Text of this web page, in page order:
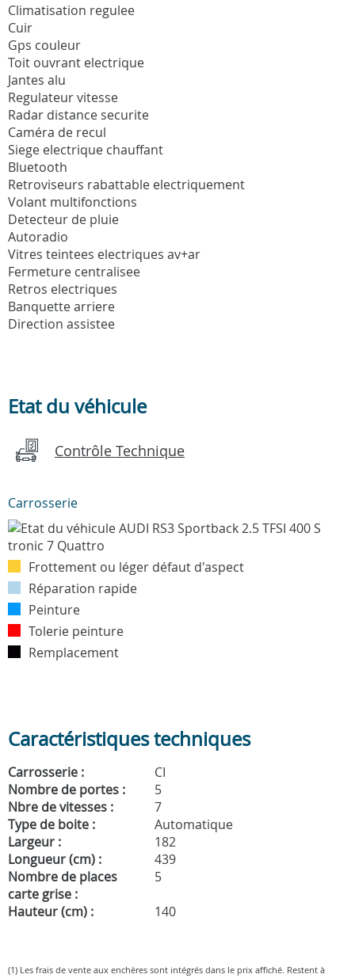
Climatisation regulee
Cuir
Gps couleur
Toit ouvrant electrique
Jantes alu
Regulateur vitesse
Radar distance securite
Caméra de recul
Siege electrique chauffant
Bluetooth
Retroviseurs rabattable electriquement
Volant multifonctions
Detecteur de pluie
Autoradio
Vitres teintees electriques av+ar
Fermeture centralisee
Retros electriques
Banquette arriere
Direction assistee
Etat du véhicule
Contrôle Technique
Carrosserie
Frottement ou léger défaut d'aspect
Réparation rapide
Peinture
Tolerie peinture
Remplacement
Caractéristiques techniques
Carrosserie :
CI
Nombre de portes :
5
Nbre de vitesses :
7
Type de boite :
Automatique
Largeur :
182
Longueur (cm) :
439
Nombre de places
carte grise :
5
Hauteur (cm) :
140
(1) Les frais de vente aux enchères sont intégrés dans le prix affiché. Restent à